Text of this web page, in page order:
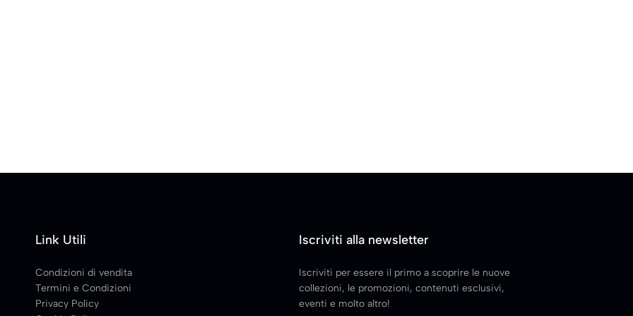
Link Utili
Condizioni di vendita
Termini e Condizioni
Privacy Policy
Iscriviti alla newsletter
Iscriviti per essere il primo a scoprire le nuove
collezioni, le promozioni, contenuti esclusivi,
eventi e molto altro!